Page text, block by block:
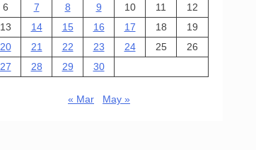
6
7 8 9 10 11
12
13
14 15 16 17 18
19
20
21 22 23 24 25
26
27
28 29 30
« Mar May »